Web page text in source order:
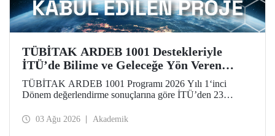
TÜBİTAK ARDEB 1001 Destekleriyle
İTÜ’de Bilime ve Geleceğe Yön Veren
Başarı
TÜBİTAK ARDEB 1001 Programı 2026 Yılı 1‘inci
Dönem değerlendirme sonuçlarına göre İTÜ’den 23
03 Ağu 2026 Akademik